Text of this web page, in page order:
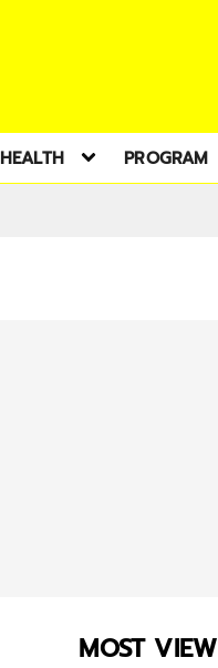
HEALTH PROGRAM
MOST VIEW